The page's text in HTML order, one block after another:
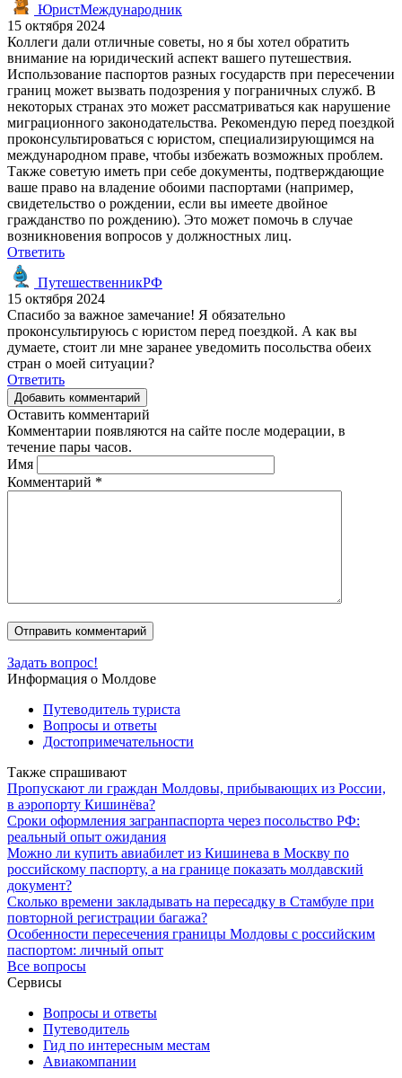
ЮристМеждународник
15 октября 2024
Коллеги дали отличные советы, но я бы хотел обратить
внимание на юридический аспект вашего путешествия.
Использование паспортов разных государств при пересечении
границ может вызвать подозрения у пограничных служб. В
некоторых странах это может рассматриваться как нарушение
миграционного законодательства. Рекомендую перед поездкой
проконсультироваться с юристом, специализирующимся на
международном праве, чтобы избежать возможных проблем.
Также советую иметь при себе документы, подтверждающие
ваше право на владение обоими паспортами (например,
свидетельство о рождении, если вы имеете двойное
гражданство по рождению). Это может помочь в случае
возникновения вопросов у должностных лиц.
Ответить
ПутешественникРФ
15 октября 2024
Спасибо за важное замечание! Я обязательно
проконсультируюсь с юристом перед поездкой. А как вы
думаете, стоит ли мне заранее уведомить посольства обеих
стран о моей ситуации?
Ответить
Добавить комментарий
Оставить комментарий
Комментарии появляются на сайте после модерации, в
течение пары часов.
Имя
Комментарий *
Задать вопрос!
Информация о Молдове
Путеводитель туриста
Вопросы и ответы
Достопримечательности
Также спрашивают
Пропускают ли граждан Молдовы, прибывающих из России,
в аэропорту Кишинёва?
Сроки оформления загранпаспорта через посольство РФ:
реальный опыт ожидания
Можно ли купить авиабилет из Кишинева в Москву по
российскому паспорту, а на границе показать молдавский
документ?
Сколько времени закладывать на пересадку в Стамбуле при
повторной регистрации багажа?
Особенности пересечения границы Молдовы с российским
паспортом: личный опыт
Все вопросы
Сервисы
Вопросы и ответы
Путеводитель
Гид по интересным местам
Авиакомпании